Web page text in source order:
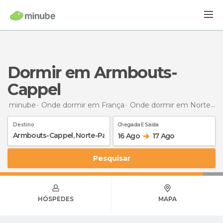
Dormir em Armbouts-
Cappel
minube Onde dormir em França Onde dormir em Norte-Passo de Calais
Destino Chegada E Saída
16 Ago 17 Ago
Pesquisar
HÓSPEDES MAPA